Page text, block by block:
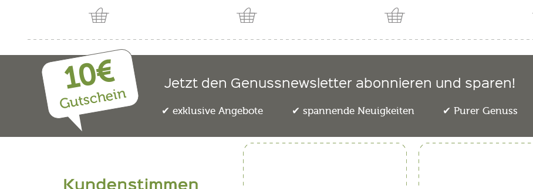
10€
Gutschein
Jetzt den Genussnewsletter abonnieren und sparen!
exklusive Angebote spannende Neuigkeiten Purer Genuss